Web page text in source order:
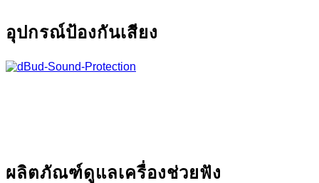
อุปกรณ์ป้องกันเสียง
ผลิตภัณฑ์ดูแลเครื่องช่วยฟัง